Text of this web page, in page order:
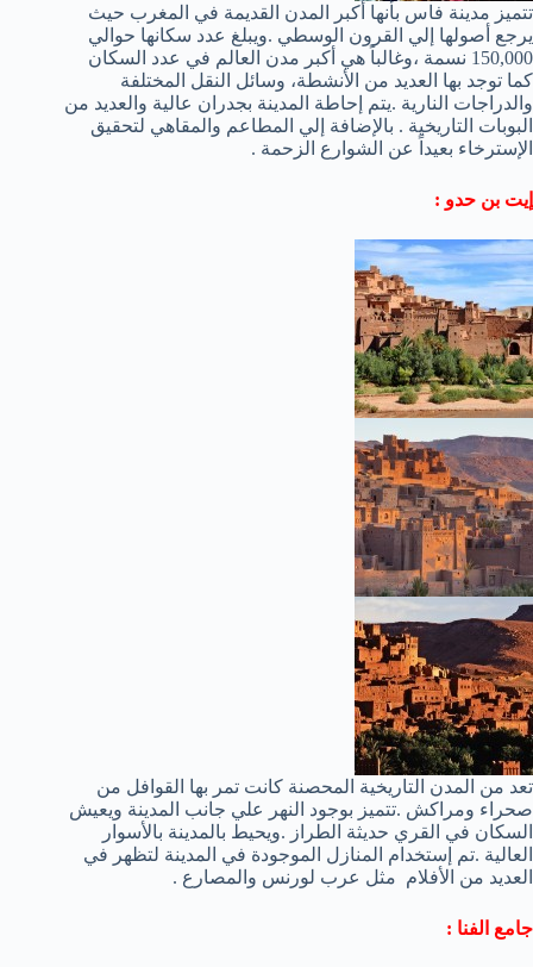
تتميز مدينة فاس بأنها أكبر المدن القديمة في المغرب حيث
يرجع أصولها إلي القرون الوسطي .ويبلغ عدد سكانها حوالي
150,000 نسمة ،وغالباً هي أكبر مدن العالم في عدد السكان
كما توجد بها العديد من الأنشطة، وسائل النقل المختلفة
والدراجات النارية .يتم إحاطة المدينة بجدران عالية والعديد من
البوبات التاريخية . بالإضافة إلي المطاعم والمقاهي لتحقيق
الإسترخاء بعيداً عن الشوارع الزحمة .
إيت بن حدو :
تعد من المدن التاريخية المحصنة كانت تمر بها القوافل من
صحراء ومراكش .تتميز بوجود النهر علي جانب المدينة ويعيش
السكان في القري حديثة الطراز .ويحيط بالمدينة بالأسوار
العالية .تم إستخدام المنازل الموجودة في المدينة لتظهر في
العديد من الأفلام مثل عرب لورنس والمصارع .
جامع الفنا :